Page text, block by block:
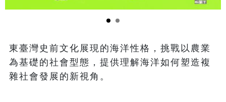
東臺灣史前文化展現的海洋性格，挑戰以農業
為基礎的社會型態，提供理解海洋如何塑造複
雜社會發展的新視角。